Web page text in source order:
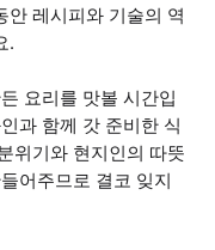
안 레시피와 기술의 역
.
요리를 맛볼 시간입
과 함께 갓 준비한 식
위기와 현지인의 따뜻
어주므로 결코 잊지